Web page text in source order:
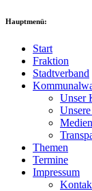
Hauptmenü:
Start
Fraktion
Stadtverband
Unser
Medien
Themen
Termine
Impressum